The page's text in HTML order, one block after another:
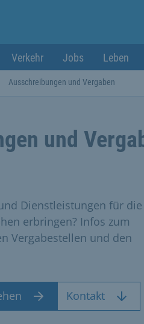
Verkehr Jobs Leben
Ausschreibungen und Vergaben
und
Dienstleistungen für die
erbringen? Infos zum
Vergabestellen und den
Kontakt